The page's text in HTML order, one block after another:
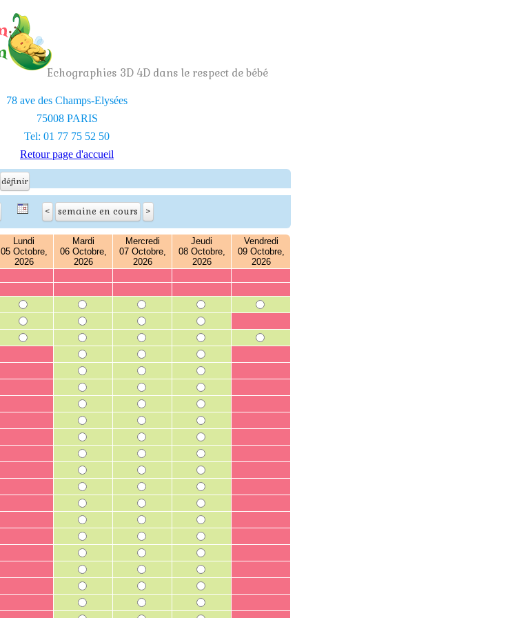
Echographies 3D 4D dans le respect de bébé
78 ave des Champs-Elysées
75008 PARIS
Tel: 01 77 75 52 50
Retour page d'accueil
Lundi
05 Octobre,
2026
Mardi
06 Octobre,
2026
Mercredi
07 Octobre,
2026
Jeudi
08 Octobre,
2026
Vendredi
09 Octobre,
2026